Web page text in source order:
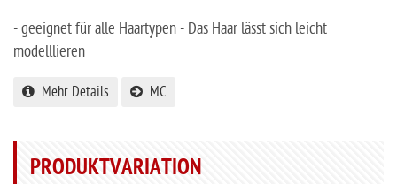
- geeignet für alle Haartypen - Das Haar lässt sich leicht
modelllieren
Mehr Details MC
PRODUKTVARIATION